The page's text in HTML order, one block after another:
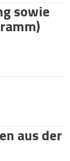
sowie
aus der